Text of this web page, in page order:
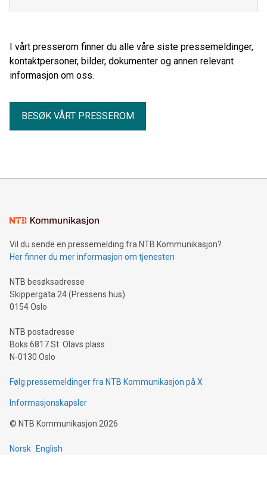
I vårt presserom finner du alle våre siste pressemeldinger,
kontaktpersoner, bilder, dokumenter og annen relevant
informasjon om oss.
BESØK VÅRT PRESSEROM
Vil du sende en pressemelding fra NTB Kommunikasjon?
Her finner du mer informasjon om tjenesten
NTB besøksadresse
Skippergata 24 (Pressens hus)
0154 Oslo
NTB postadresse
Boks 6817 St. Olavs plass
N-0130 Oslo
Følg pressemeldinger fra NTB Kommunikasjon på X
Informasjonskapsler
© NTB Kommunikasjon 2026
Norsk English